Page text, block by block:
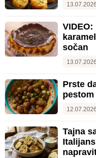
sočan
Prste
Tajna